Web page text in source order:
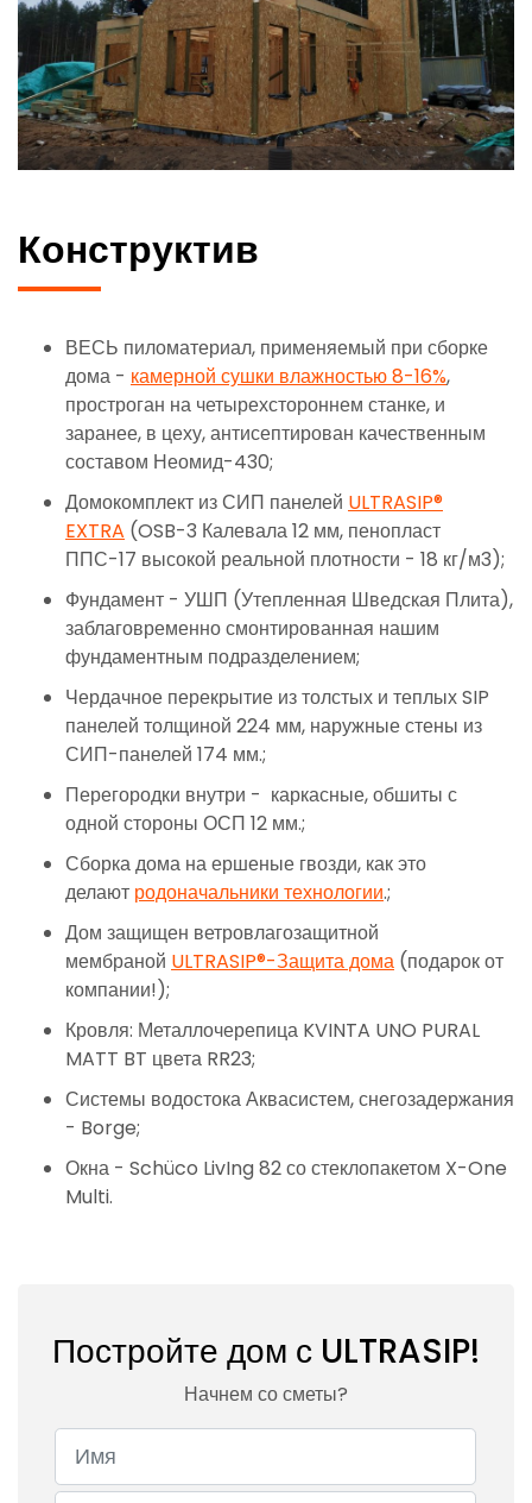
Конструктив
ВЕСЬ пиломатериал, применяемый при сборке
дома - камерной сушки влажностью 8-16%,
простроган на четырехстороннем станке, и
заранее, в цеху, антисептирован качественным
составом Неомид-430;
Домокомплект из СИП панелей ULTRASIP®
EXTRA (OSB-3 Калевала 12 мм, пенопласт
ППС-17 высокой реальной плотности - 18 кг/м3);
Фундамент - УШП (Утепленная Шведская Плита),
заблаговременно смонтированная нашим
фундаментным подразделением;
Чердачное перекрытие из толстых и теплых SIP
панелей толщиной 224 мм, наружные стены из
СИП-панелей 174 мм.;
Перегородки внутри - каркасные, обшиты с
одной стороны ОСП 12 мм.;
Сборка дома на ершеные гвозди, как это
делают родоначальники технологии.;
Дом защищен ветровлагозащитной
мембраной ULTRASIP®-Защита дома (подарок от
компании!);
Кровля: Металлочерепица KVINTA UNO PURAL
MATT BT цвета RR23;
Системы водостока Аквасистем, снегозадержания
- Borge;
Окна - Schüco LivIng 82 со стеклопакетом X-One
Multi.
Постройте дом с ULTRASIP!
Начнем со сметы?